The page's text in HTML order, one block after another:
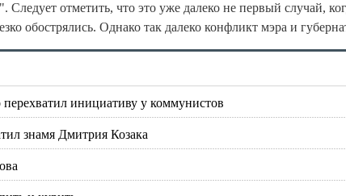
Следует отметить, что это уже далеко не первый случай,
обострялись. Однако так далеко конфликт мэра и
инициативу у коммунистов
знамя Дмитрия Козака